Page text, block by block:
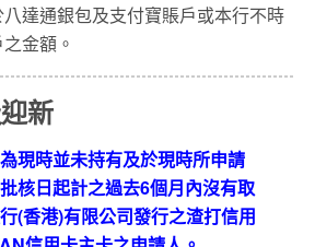
達通銀包及支付寶賬戶或本行不時
金額。
新
現時並未持有及於現時所申請
核日起計之過去6個月內沒有取
(香港)有限公司發行之渣打信用